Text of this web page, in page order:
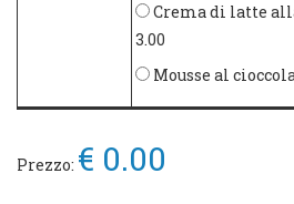
Crema di latte
3.00
Mousse al
Prezzo: € 0.00